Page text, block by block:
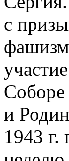
с
Соборе
и
1943 г.